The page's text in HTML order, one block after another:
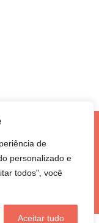
de
personalizado e
todos", você
Aceitar tudo